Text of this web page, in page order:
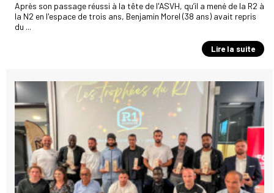
Après son passage réussi à la tête de l'ASVH, qu’il a mené de la R2 à
la N2 en l'espace de trois ans, Benjamin Morel (38 ans) avait repris
du ...
Lire la suite